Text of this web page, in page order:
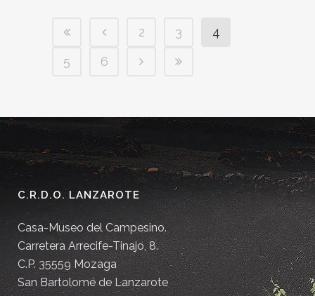
2 3
4
5
6
C.R.D.O. LANZAROTE
Casa-Museo del Campesino.
Carretera Arrecife-Tinajo, 8.
C.P. 35559 Mozaga
San Bartolomé de Lanzarote